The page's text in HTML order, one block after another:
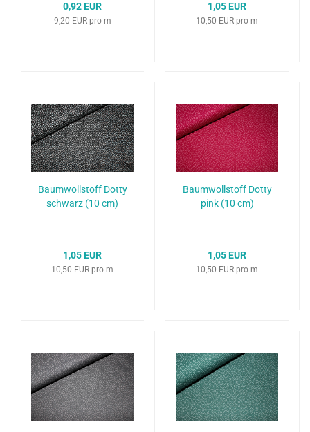
0,92 EUR
9,20 EUR pro m
1,05 EUR
10,50 EUR pro m
Baumwollstoff Dotty
schwarz (10 cm)
1,05 EUR
10,50 EUR pro m
Baumwollstoff Dotty
pink (10 cm)
1,05 EUR
10,50 EUR pro m